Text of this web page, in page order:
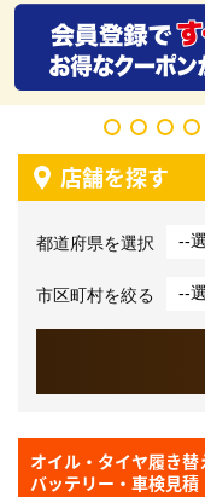
オイル・タイヤ履き替
バッテリー・車検見積